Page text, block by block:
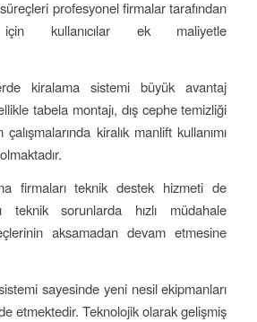
profesyonel firmalar tarafından
kullanıcılar ek maliyetle
kiralama sistemi büyük avantaj
tabela montajı, dış cephe temizliği
kiralık manlift kullanımı
firmaları teknik destek hizmeti de
teknik sorunlarda hızlı müdahale
aksamadan devam etmesine
sayesinde yeni nesil ekipmanları
etmektedir. Teknolojik olarak gelişmiş